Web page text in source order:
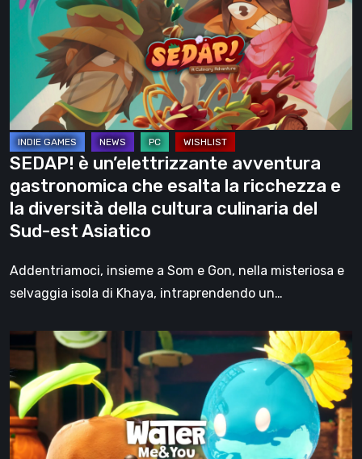
avventura
gastronomica
esalta
ricchezza
e
la
diversità
della
cultura
culinaria
del
est
Asiatico
SEDAP! è un’elettrizzante avventura
gastronomica che esalta la ricchezza e
la diversità della cultura culinaria del
Sud-est Asiatico
Addentriamoci, insieme a Som e Gon, nella misteriosa e
selvaggia isola di Khaya, intraprendendo un…
&
You:
la
rilassante